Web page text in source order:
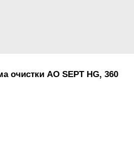
очистки AO SEPT HG, 360